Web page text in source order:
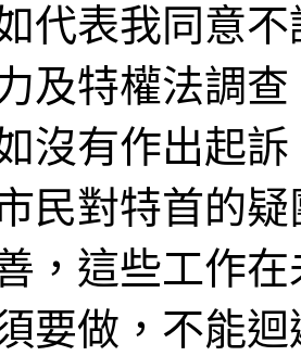
代表我同意
及特權法調
沒有作出起
民對特首的
，這些工作
要做，不能